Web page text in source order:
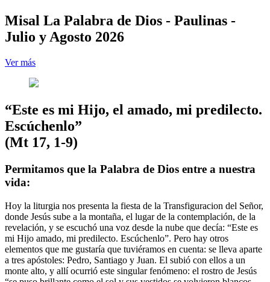
Misal La Palabra de Dios - Paulinas -
Julio y Agosto 2026
Ver más
“Este es mi Hijo, el amado, mi predilecto.
Escúchenlo”
(Mt 17, 1-9)
Permitamos que la Palabra de Dios entre a nuestra
vida:
Hoy la liturgia nos presenta la fiesta de la Transfiguracion del Señor,
donde Jesús sube a la montaña, el lugar de la contemplación, de la
revelación, y se escuchó una voz desde la nube que decía: “Este es
mi Hijo amado, mi predilecto. Escúchenlo”. Pero hay otros
elementos que me gustaría que tuviéramos en cuenta: se lleva aparte
a tres apóstoles: Pedro, Santiago y Juan. El subió con ellos a un
monte alto, y allí ocurrió este singular fenómeno: el rostro de Jesús